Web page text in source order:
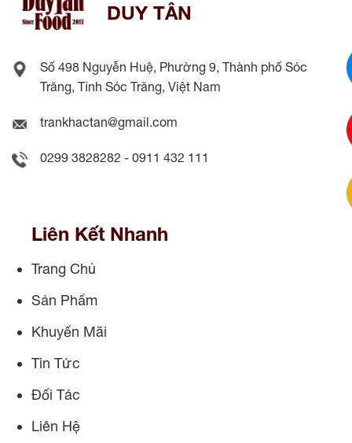
DUY TÂN
Số 498 Nguyễn Huệ, Phường 9, Thành phố Sóc
Trăng, Tỉnh Sóc Trăng, Việt Nam
trankhactan@gmail.com
0299 3828282 - 0911 432 111
Liên Kết Nhanh
Trang Chủ
Sản Phẩm
Khuyến Mãi
Tin Tức
Đối Tác
Liên Hệ